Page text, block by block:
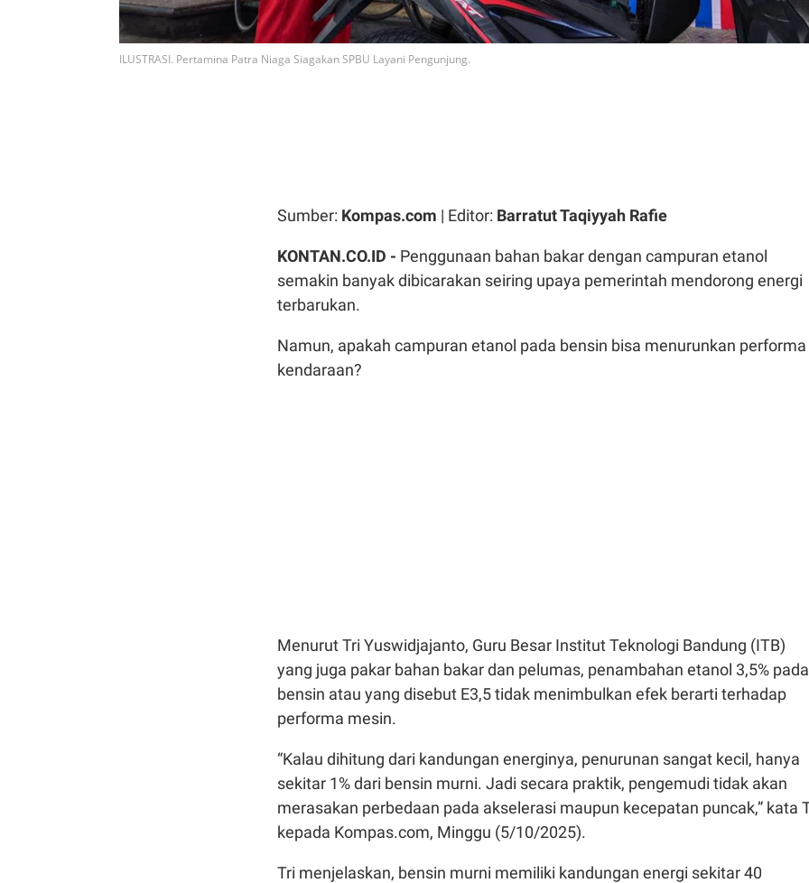
ILUSTRASI. Pertamina Patra Niaga Siagakan SPBU Layani Pengunjung.
Sumber: Kompas.com | Editor: Barratut Taqiyyah Rafie
KONTAN.CO.ID - Penggunaan bahan bakar dengan campuran etanol
semakin banyak dibicarakan seiring upaya pemerintah mendorong energi
terbarukan.
Namun, apakah campuran etanol pada bensin bisa menurunkan performa
kendaraan?
Menurut Tri Yuswidjajanto, Guru Besar Institut Teknologi Bandung (ITB)
yang juga pakar bahan bakar dan pelumas, penambahan etanol 3,5% pada
bensin atau yang disebut E3,5 tidak menimbulkan efek berarti terhadap
performa mesin.
“Kalau dihitung dari kandungan energinya, penurunan sangat kecil, hanya
sekitar 1% dari bensin murni. Jadi secara praktik, pengemudi tidak akan
merasakan perbedaan pada akselerasi maupun kecepatan puncak,” kata
kepada Kompas.com, Minggu (5/10/2025).
Tri menjelaskan, bensin murni memiliki kandungan energi sekitar 40